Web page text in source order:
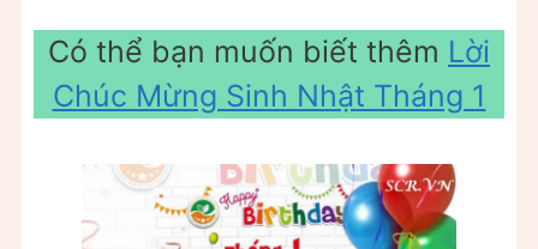
Có thể bạn muốn biết thêm Lời
Chúc Mừng Sinh Nhật Tháng 1